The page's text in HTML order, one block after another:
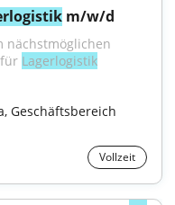
m/w/d
nächstmöglichen
Lagerlogistik
Geschäftsbereich
Vollzeit